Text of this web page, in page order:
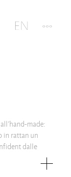
made:
in rattan un
dalle